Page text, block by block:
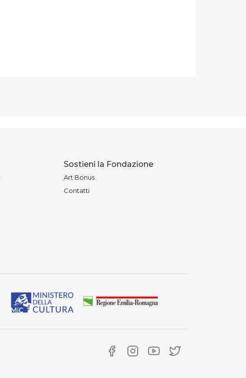
Sostieni la Fondazione
Art Bonus
Contatti